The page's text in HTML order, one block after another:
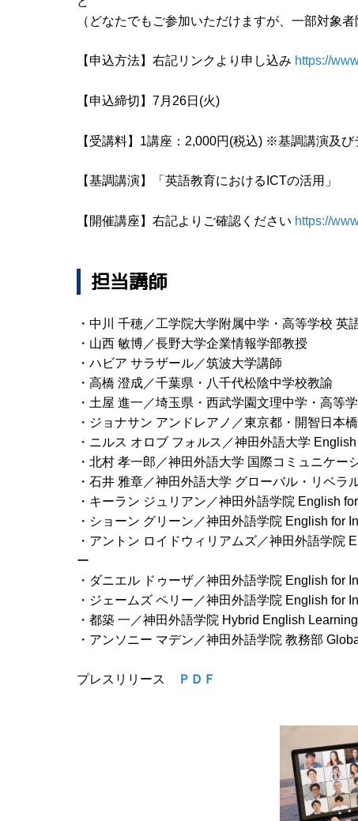
（どなたでもご参加いただけますが、一部対象
【申込方法】右記リンクより申し込み https://
【申込締切】7月26日(火)
【受講料】1講座：2,000円(税込) ※基調講演及
【基調講演】「英語教育におけるICTの活用」
【開催講座】右記よりご確認ください https://
担当講師
・中川 千穂／工学院大学附属中学・高等学校
・山西 敏博／長野大学企業情報学部教授
・ハビア サラザール／筑波大学講師
・高橋 澄成／千葉県・八千代松陰中学校教諭
・土屋 進一／埼玉県・西武学園文理中学・高等
・ジョナサン アンドレアノ／東京都・開智日本
・ニルス オロブ フォルス／神田外語大学
・北村 孝一郎／神田外語大学 国際コミュニケー
・石井 雅章／神田外語大学 グローバル・リベ
・キーラン ジュリアン／神田外語学院 English
・ショーン グリーン／神田外語学院 English for
・アントン ロイドウィリアムズ／神田外語学院
ー
・ダニエル ドゥーザ／神田外語学院 English for
・ジェームズ ペリー／神田外語学院 English for
・都築 一／神田外語学院 Hybrid English
・アンソニー マデン／神田外語学院 教務部
プレスリリース ＰＤＦ